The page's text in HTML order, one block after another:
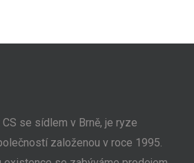
se sídlem v Brně, je ryze
založenou v roce 1995.